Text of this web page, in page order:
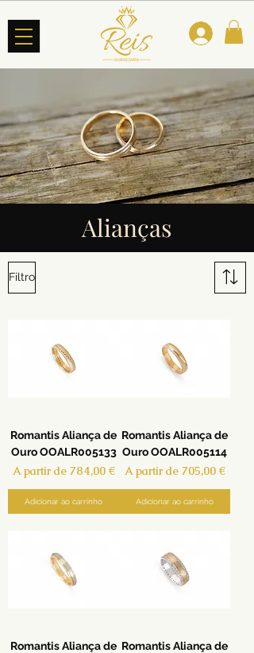
Alianças
Filtro
Romantis Aliança de
Ouro OOALR005133
A partir de 784,00 €
Preço promocional
Adicionar ao carrinho
Romantis Aliança de
Ouro OOALR005114
A partir de 705,00 €
Preço promocional
Adicionar ao carrinho
Romantis Aliança de Romantis Aliança de